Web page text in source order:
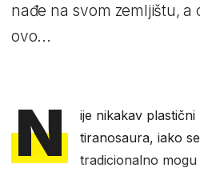
nađe na svom zemljištu, a
ovo...
N
ije nikakav
tiranosaura, iako
tradicionalno